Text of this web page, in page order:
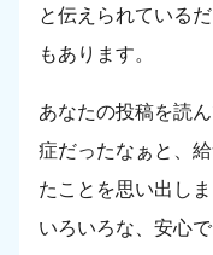
と伝えられている
もあります。
あなたの投稿を読
症だったなぁと、
たことを思い出し
いろいろな、安心